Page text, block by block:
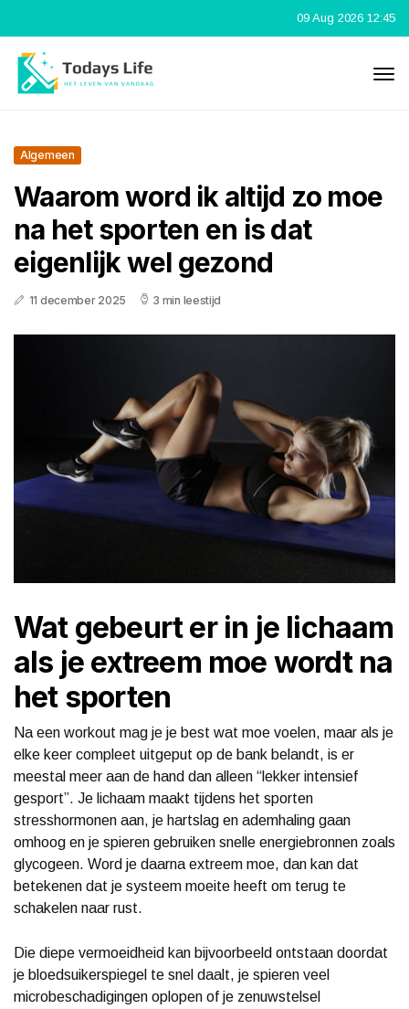
09 Aug 2026 12:45
Algemeen
Waarom word ik altijd zo moe
na het sporten en is dat
eigenlijk wel gezond
11 december 2025 3 min leestijd
Wat gebeurt er in je lichaam
als je extreem moe wordt na
het sporten
Na een workout mag je je best wat moe voelen, maar als je
elke keer compleet uitgeput op de bank belandt, is er
meestal meer aan de hand dan alleen “lekker intensief
gesport”. Je lichaam maakt tijdens het sporten
stresshormonen aan, je hartslag en ademhaling gaan
omhoog en je spieren gebruiken snelle energiebronnen zoals
glycogeen. Word je daarna extreem moe, dan kan dat
betekenen dat je systeem moeite heeft om terug te
schakelen naar rust.
Die diepe vermoeidheid kan bijvoorbeeld ontstaan doordat
je bloedsuikerspiegel te snel daalt, je spieren veel
microbeschadigingen oplopen of je zenuwstelsel